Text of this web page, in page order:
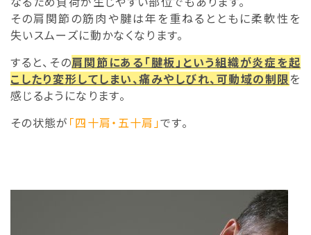
その肩関節の筋肉や腱は年を重ねるとともに柔軟性を
失いスムーズに動かなくなります。
すると、その肩関節にある「腱板」という組織が炎症を起
こしたり変形してしまい、痛みやしびれ、可動域の制限を
感じるようになります。
その状態が 「四十肩・五十肩」です。